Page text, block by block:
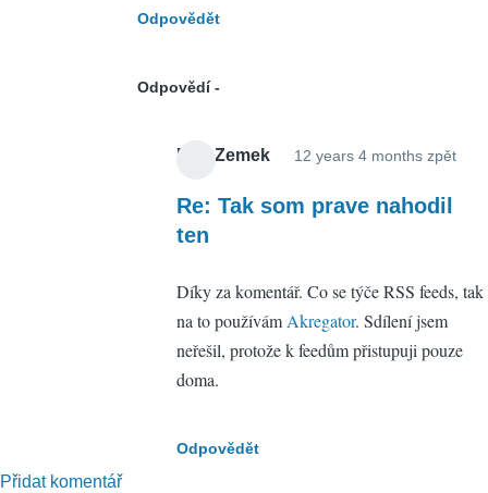
Odpovědět
Odpovědí
Petr Zemek 12 years 4 months zpět
som
Re: Tak som prave nahodil
ten
Díky za komentář. Co se týče RSS feeds, tak
na to používám Akregator. Sdílení jsem
neřešil, protože k feedům přistupuji pouze
doma.
Odpovědět
Přidat komentář